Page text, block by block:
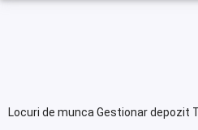
Locuri de munca Gestionar depozit